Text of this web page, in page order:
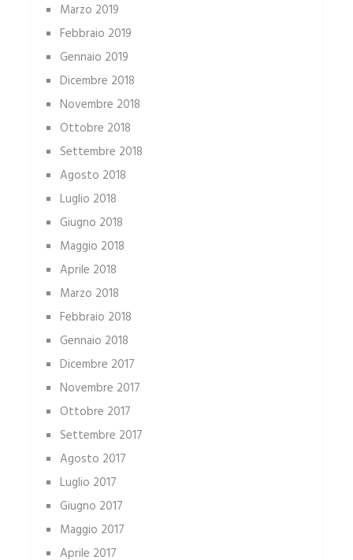
Marzo 2019
Febbraio 2019
Gennaio 2019
Dicembre 2018
Novembre 2018
Ottobre 2018
Settembre 2018
Agosto 2018
Luglio 2018
Giugno 2018
Maggio 2018
Aprile 2018
Marzo 2018
Febbraio 2018
Gennaio 2018
Dicembre 2017
Novembre 2017
Ottobre 2017
Settembre 2017
Agosto 2017
Luglio 2017
Giugno 2017
Maggio 2017
Aprile 2017